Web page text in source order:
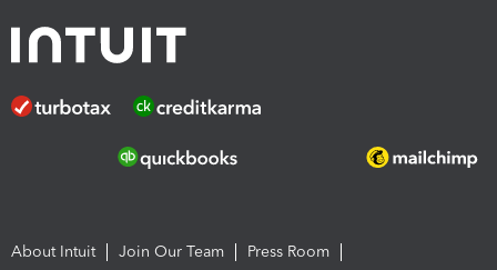
About Intuit Join Our Team
Press Room